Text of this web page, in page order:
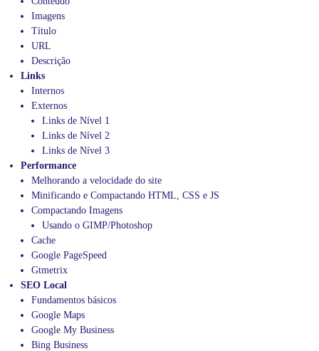
Imagens
Título
URL
Descrição
Links
Internos
Externos
Links de Nível 1
Links de Nível 2
Links de Nível 3
Performance
Melhorando a velocidade do site
Minificando e Compactando HTML, CSS e JS
Compactando Imagens
Usando o GIMP/Photoshop
Cache
Google PageSpeed
Gtmetrix
SEO Local
Fundamentos básicos
Google Maps
Google My Business
Bing Business